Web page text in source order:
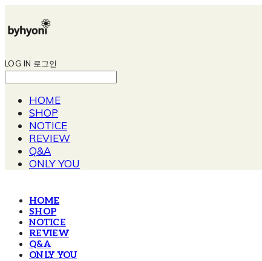
LOG IN 로그인
HOME
SHOP
NOTICE
REVIEW
Q&A
ONLY YOU
HOME
SHOP
NOTICE
REVIEW
Q&A
ONLY YOU